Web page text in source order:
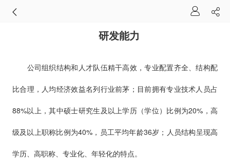
研发能力
公司组织结构和人才队伍精干高效，专业配置齐全、结构配
比合理，人均经济效益名列行业前茅；目前拥有专业技术人员占
88%以上，其中硕士研究生及以上学历（学位）比例为20%，高
级及以上职称比例为40%，员工平均年龄36岁；人员结构呈现高
学历、高职称、专业化、年轻化的特点。